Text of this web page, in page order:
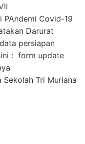
PAndemi Covid-19
Darurat
persiapan
: form update
Sekolah Tri Muriana